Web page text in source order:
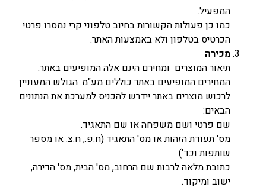
המפעיל.
כמו כן פעולות הקשורות בחיוב טלפוני קרי נמסרו פרטי
הכרטיס בטלפון ולא באמצעות האתר.
מכירה
תיאור המוצרים ומחירם הינם אלה המופיעים באתר.
המחירים המופיעים באתר כוללים מע"מ. הגולש המעוניין
לרכוש מוצרים באתר יידרש להכניס למערכת את הנתונים
הבאים:
שם פרטי ושם משפחה או שם התאגיד.
מס' תעודת הזהות או מס' התאגיד (ח.פ., ח.צ. או מספר
שותפות וכד')
כתובת מלאה לרבות שם הרחוב, מס' הבית, מס' הדירה,
ישוב ומיקוד.